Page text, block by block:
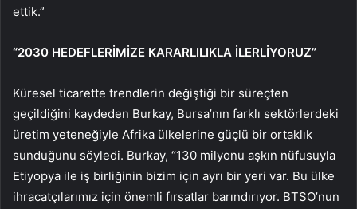
ettik.”
“2030 HEDEFLERİMİZE KARARLILIKLA İLERLİYORUZ”
Küresel ticarette trendlerin değiştiği bir süreçten
geçildiğini kaydeden Burkay, Bursa’nın farklı sektörlerdeki
üretim yeteneğiyle Afrika ülkelerine güçlü bir ortaklık
sunduğunu söyledi. Burkay, “130 milyonu aşkın nüfusuyla
Etiyopya ile iş birliğinin bizim için ayrı bir yeri var. Bu ülke
ihracatçılarımız için önemli fırsatlar barındırıyor. BTSO’nun